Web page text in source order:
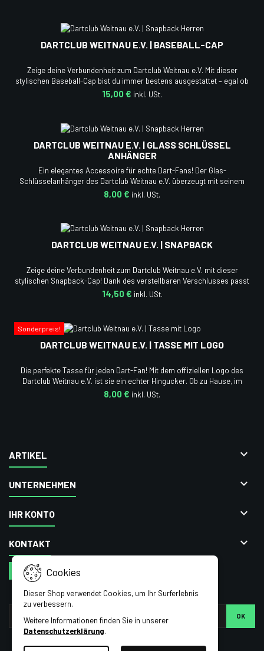
DARTCLUB WEITNAU E.V. | BASEBALL-CAP
Zeige deine Verbundenheit zum Dartclub Weitnau e.V. Mit dieser
stylischen Baseball-Cap bist du immer bestens ausgestattet – egal ob
beim Training, Turnier oder in der Freizeit!
15,00 €
DARTCLUB WEITNAU E.V. | GLASS SCHLÜSSEL
ANHÄNGER
Ein elegantes Accessoire für echte Dart-Fans! Der Glas-
Schlüsselanhänger des Dartclub Weitnau e.V. überzeugt mit seinem
edlen Design und hochwertiger Verarbeitung. Perfekt als kleines
8,00 €
DARTCLUB WEITNAU E.V. | SNAPBACK
Zeige deine Verbundenheit zum Dartclub Weitnau e.V. mit dieser
stylischen Snapback-Cap! Dank des verstellbaren Verschlusses passt
sie sich perfekt an und sorgt für optimalen Tragekomfort. Egal ob
14,50 €
Sonderpreis!
DARTCLUB WEITNAU E.V. | TASSE MIT LOGO
Die perfekte Tasse für jeden Dart-Fan! Mit dem offiziellen Logo des
Dartclub Weitnau e.V. ist sie ein echter Hingucker. Ob zu Hause, im
Büro oder beim Turnier. Genieße deinen Kaffee oder Tee in stilvollem
8,00 €
ARTIKEL 
UNTERNEHMEN 
IHR KONTO 
KONTAKT 
Cookies
Dieser Shop verwendet Cookies, um Ihr Surferlebnis
zu verbessern.
Weitere Informationen finden Sie in unserer
Datenschutzerklärung.
VERTRAG WIDERRUFEN
NEWSLETTER